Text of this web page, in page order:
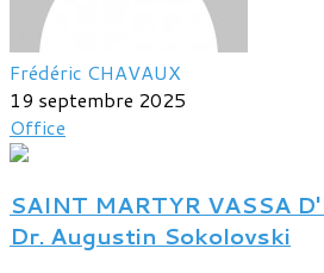
Frédéric CHAVAUX
19 septembre 2025
Office
SAINT MARTYR VASSA
Dr. Augustin Sokolovski